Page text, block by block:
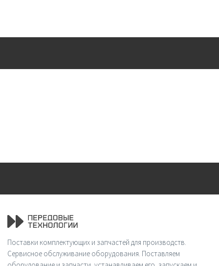
Поставки комплектующих и запчастей для производств.
Сервисное обслуживание оборудования. Поставляем